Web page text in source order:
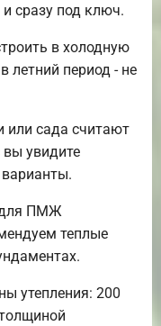
сразу под ключ.
в холодную
летний период - не
или сада считают
увидите
для ПМЖ
теплые
утепления: 200